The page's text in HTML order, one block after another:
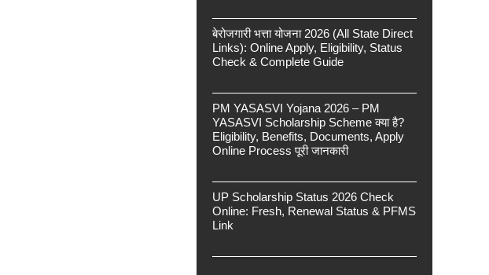
बेरोजगारी भत्ता योजना 2026 (All State Direct
Links): Online Apply, Eligibility, Status
Check & Complete Guide
PM YASASVI Yojana 2026 – PM
YASASVI Scholarship Scheme क्या है?
Eligibility, Benefits, Documents, Apply
Online Process पूरी जानकारी
UP Scholarship Status 2026 Check
Online: Fresh, Renewal Status & PFMS
Link